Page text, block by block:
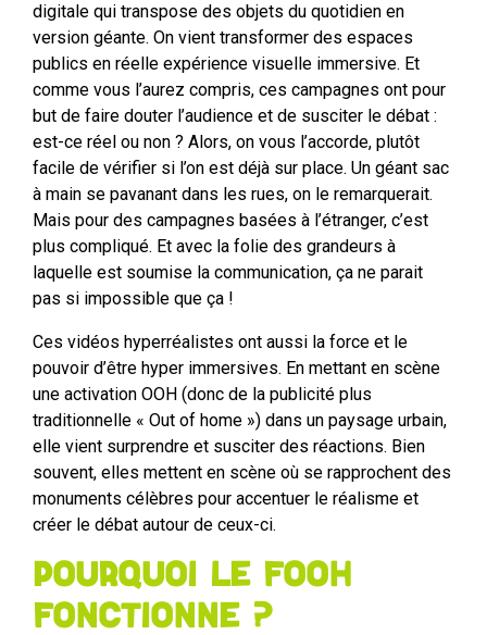
digitale qui transpose des objets du quotidien en
version géante. On vient transformer des espaces
publics en réelle expérience visuelle immersive. Et
comme vous l’aurez compris, ces campagnes ont pour
but de faire douter l’audience et de susciter le débat :
est-ce réel ou non ? Alors, on vous l’accorde, plutôt
facile de vérifier si l’on est déjà sur place. Un géant sac
à main se pavanant dans les rues, on le remarquerait.
Mais pour des campagnes basées à l’étranger, c’est
plus compliqué. Et avec la folie des grandeurs à
laquelle est soumise la communication, ça ne parait
pas si impossible que ça !
Ces vidéos hyperréalistes ont aussi la force et le
pouvoir d’être hyper immersives. En mettant en scène
une activation OOH (donc de la publicité plus
traditionnelle « Out of home ») dans un paysage urbain,
elle vient surprendre et susciter des réactions. Bien
souvent, elles mettent en scène où se rapprochent des
monuments célèbres pour accentuer le réalisme et
créer le débat autour de ceux-ci.
Pourquoi le FOOH
fonctionne ?